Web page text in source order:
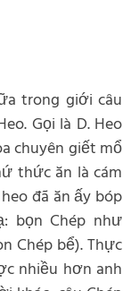
trong giới câu
Gọi là D. Heo
chuyên giết mổ
thức ăn là cám
đã ăn ấy bóp
bọn Chép như
Chép bể). Thực
nhiều hơn anh